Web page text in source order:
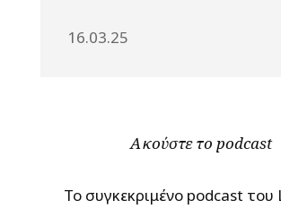
16.03.25
Ακούστε το podcast
Το συγκεκριμένο podcast του